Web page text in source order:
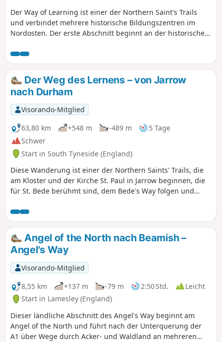
Der Way of Learning ist einer der Northern Saint's Trails
und verbindet mehrere historische Bildungszentren im
Nordosten. Der erste Abschnitt beginnt an der historischen
Bede lebte und studierte. Der erste Teil des Way of Learning
folgt derselben Route wie der Bede's Way, achten Sie also
unterwegs auf die Markierungen.
Der Weg des Lernens – von Jarrow
nach Durham
Visorando-Mitglied
63,80 km
+548 m -489 m
5 Tage
Schwer
Start in South Tyneside (England)
Diese Wanderung ist einer der Northern Saints' Trails, die
am Kloster und der Kirche St. Paul in Jarrow beginnen, die
für St. Bede berühmt sind, dem Bede's Way folgen und
St. Peter und dem Penshaw Monument vorbeiführen, bevor
sie nach Chester-le-Street, zur Ruine des Finchale Priory
und schließlich zur Kathedrale von Durham führen.
Angel of the North nach Beamish –
Angel's Way
Visorando-Mitglied
8,55 km
+137 m -79 m 2:50 Std.
Leicht
Start in Lamesley (England)
Dieser ländliche Abschnitt des Angel's Way beginnt am
Angel of the North und führt nach der Unterquerung der
A1 über Wege durch Acker- und Waldland an mehreren